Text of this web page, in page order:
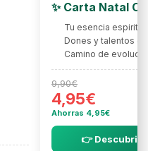
✨ Carta Natal
Tu esencia
Dones y talentos
Camino de
9,90€
4,95€
Ahorras 4,95€
👉 Descubrir